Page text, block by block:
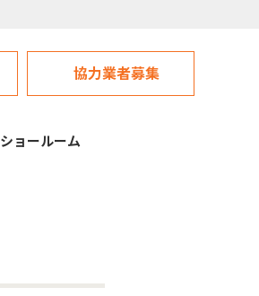
協力業者募集
ショールーム